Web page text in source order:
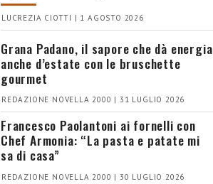
LUCREZIA CIOTTI | 1 AGOSTO 2026
Grana Padano, il sapore che dà energia
anche d’estate con le bruschette
gourmet
REDAZIONE NOVELLA 2000 | 31 LUGLIO 2026
Francesco Paolantoni ai fornelli con
Chef Armonia: “La pasta e patate mi
sa di casa”
REDAZIONE NOVELLA 2000 | 30 LUGLIO 2026